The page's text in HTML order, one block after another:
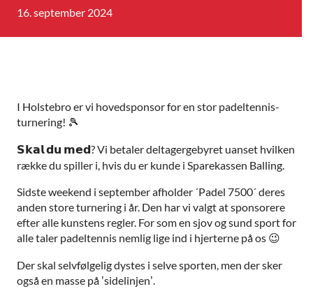
16. september 2024
I Holstebro er vi hovedsponsor for en stor padeltennis-
turnering! 🎾
𝗦𝗸𝗮𝗹𝗱𝘂 𝗺𝗲𝗱? Vi betaler deltagergebyret uanset hvilken
række du spiller i, hvis du er kunde i Sparekassen Balling.
Sidste weekend i september afholder ´Padel 7500´ deres
anden store turnering i år. Den har vi valgt at sponsorere
efter alle kunstens regler. For som en sjov og sund sport for
alle taler padeltennis nemlig lige ind i hjerterne på os 😉
Der skal selvfølgelig dystes i selve sporten, men der sker
også en masse på ’sidelinjen’.